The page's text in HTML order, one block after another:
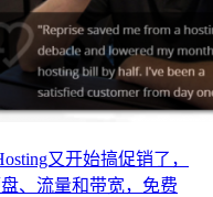
又开始搞促销了，
、流量和带宽，免费